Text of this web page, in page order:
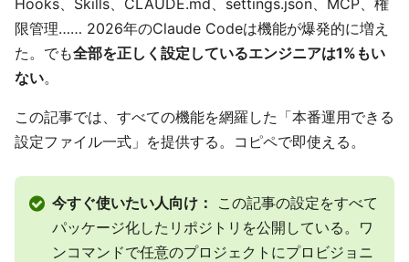
Hooks、Skills、CLAUDE.md、settings.json、MCP、権
限管理…… 2026年のClaude Codeは機能が爆発的に増え
た。でも全部を正しく設定しているエンジニアは1%もい
ない。
この記事では、すべての機能を網羅した「本番運用できる
設定ファイル一式」を提供する。コピペで即使える。
今すぐ使いたい人向け：
この記事の設定をすべて
パッケージ化したリポジトリを公開している。ワ
ンコマンドで任意のプロジェクトにプロビジョニ